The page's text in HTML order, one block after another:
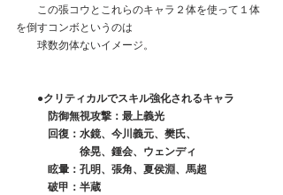
この張コウとこれらのキャラ２体を使って１体
を倒すコンボというのは
球数勿体ないイメージ。
●クリティカルでスキル強化されるキャラ
防御無視攻撃：最上義光
回復：水鏡、今川義元、樊氏、
徐晃、鍾会、ウェンディ
眩暈：孔明、張角、夏侯淵、馬超
破甲：半蔵